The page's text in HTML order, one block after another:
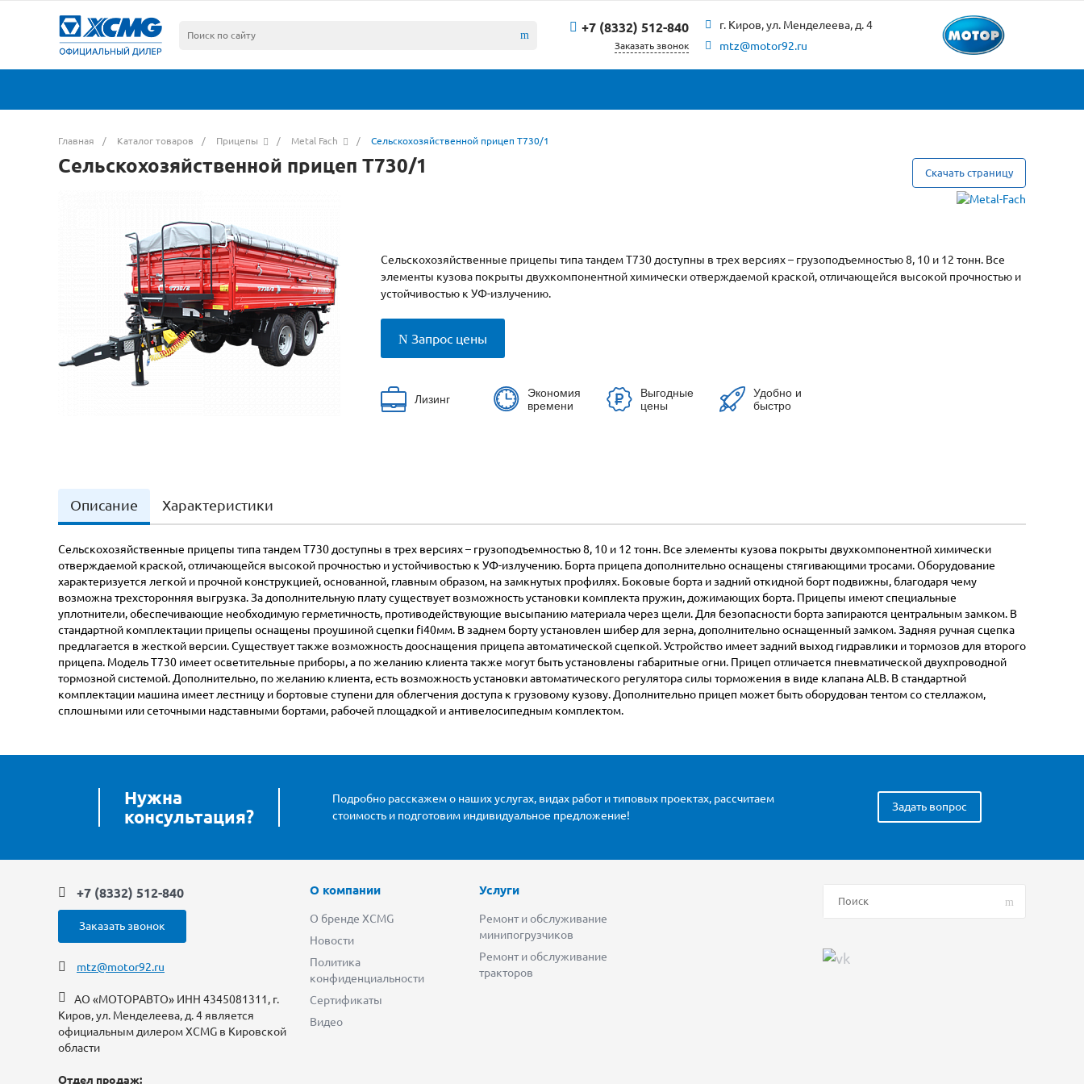
+7 (8332) 512-840
Заказать звонок
г. Киров, ул. Менделеева, д. 4
mtz@motor92.ru
Главная / Каталог товаров / Прицепы / Metal Fach / Сельскохозяйственной прицеп T730/1
Сельскохозяйственной прицеп T730/1 Скачать страницу
Сельскохозяйственные прицепы типа тандем T730 доступны в трех версиях – грузоподъемностью 8, 10 и 12 тонн. Все
элементы кузова покрыты двухкомпонентной химически отверждаемой краской, отличающейся высокой прочностью и
устойчивостью к УФ-излучению.
Запрос цены
Лизинг
Экономия
времени
Выгодные
цены
Удобно и
быстро
Описание Характеристики
Сельскохозяйственные прицепы типа тандем T730 доступны в трех версиях – грузоподъемностью 8, 10 и 12 тонн. Все элементы кузова покрыты двухкомпонентной химически
отверждаемой краской, отличающейся высокой прочностью и устойчивостью к УФ-излучению. Борта прицепа дополнительно оснащены стягивающими тросами. Оборудование
характеризуется легкой и прочной конструкцией, основанной, главным образом, на замкнутых профилях. Боковые борта и задний откидной борт подвижны, благодаря чему
возможна трехсторонняя выгрузка. За дополнительную плату существует возможность установки комплекта пружин, дожимающих борта. Прицепы имеют специальные
уплотнители, обеспечивающие необходимую герметичность, противодействующие высыпанию материала через щели. Для безопасности борта запираются центральным замком. В
стандартной комплектации прицепы оснащены проушиной сцепки fi40мм. В заднем борту установлен шибер для зерна, дополнительно оснащенный замком. Задняя ручная сцепка
предлагается в жесткой версии. Существует также возможность дооснащения прицепа автоматической сцепкой. Устройство имеет задний выход гидравлики и тормозов для второго
прицепа. Модель T730 имеет осветительные приборы, а по желанию клиента также могут быть установлены габаритные огни. Прицеп отличается пневматической двухпроводной
тормозной системой. Дополнительно, по желанию клиента, есть возможность установки автоматического регулятора силы торможения в виде клапана ALB. В стандартной
комплектации машина имеет лестницу и бортовые ступени для облегчения доступа к грузовому кузову. Дополнительно прицеп может быть оборудован тентом со стеллажом,
сплошными или сеточными надставными бортами, рабочей площадкой и антивелосипедным комплектом.
Нужна
консультация?
Подробно расскажем о наших услугах, видах работ и типовых проектах, рассчитаем
стоимость и подготовим индивидуальное предложение!
Задать вопрос
+7 (8332) 512-840
Заказать звонок
mtz@motor92.ru
АО «МОТОРАВТО» ИНН 4345081311, г.
Киров, ул. Менделеева, д. 4 является
официальным дилером XCMG в Кировской
области
Отдел продаж:
О компании
О бренде XCMG
Новости
Политика
конфиденциальности
Сертификаты
Видео
Услуги
Ремонт и обслуживание
минипогрузчиков
Ремонт и обслуживание
тракторов